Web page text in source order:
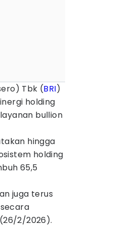
Tbk (BRI)
holding
bullion
hingga
holding
65,5
juga terus
2/2026).